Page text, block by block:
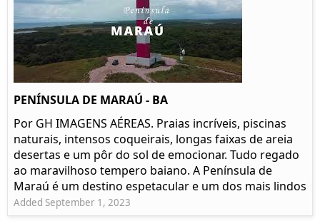
PENÍNSULA DE MARAÚ - BA
Por GH IMAGENS AÉREAS. Praias incríveis, piscinas
naturais, intensos coqueirais, longas faixas de areia
desertas e um pôr do sol de emocionar. Tudo regado
ao maravilhoso tempero baiano. A Península de
Maraú é um destino espetacular e um dos mais lindos
Added September 1, 2023